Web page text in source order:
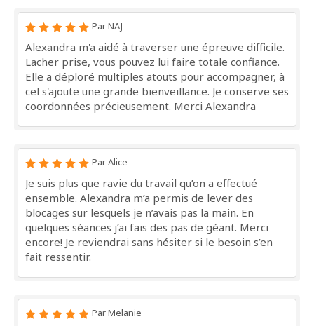
Par NAJ
Alexandra m'a aidé à traverser une épreuve difficile.
Lacher prise, vous pouvez lui faire totale confiance.
Elle a déploré multiples atouts pour accompagner, à
cel s'ajoute une grande bienveillance. Je conserve ses
coordonnées précieusement. Merci Alexandra
Par Alice
Je suis plus que ravie du travail qu’on a effectué
ensemble. Alexandra m’a permis de lever des
blocages sur lesquels je n’avais pas la main. En
quelques séances j’ai fais des pas de géant. Merci
encore! Je reviendrai sans hésiter si le besoin s’en
fait ressentir.
Par Melanie